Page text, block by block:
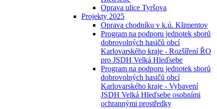
Oprava ulice Tyršova
Projekty 2025
Oprava chodníku v k.ú. Klimentov
Program na podporu jednotek sborů
dobrovolných hasičů obcí
Karlovarského kraje - Rozšíření ŘO
pro JSDH Velká Hleďsebe
Program na podporu jednotek sborů
dobrovolných hasičů obcí
Karlovarského kraje - Vybavení
JSDH Velká Hleďsebe osobními
ochrannými prostředky